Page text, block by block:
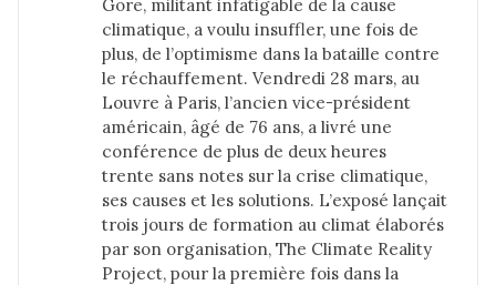
Gore, militant infatigable de la cause
climatique, a voulu insuffler, une fois de
plus, de l’optimisme dans la bataille contre
le réchauffement. Vendredi 28 mars, au
Louvre à Paris, l’ancien vice-président
américain, âgé de 76 ans, a livré une
conférence de plus de deux heures
trente sans notes sur la crise climatique,
ses causes et les solutions. L’exposé lançait
trois jours de formation au climat élaborés
par son organisation, The Climate Reality
Project, pour la première fois dans la